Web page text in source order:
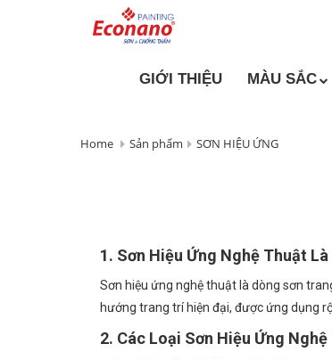
GIỚI THIỆU MÀU SẮC
Home Sản phẩm SƠN HIỆU ỨNG
1. Sơn Hiệu Ứng Nghệ Thuật Là
Sơn hiệu ứng nghệ thuật là dòng sơn
hướng trang trí hiện đại, được ứng dụng
2. Các Loại Sơn Hiệu Ứng